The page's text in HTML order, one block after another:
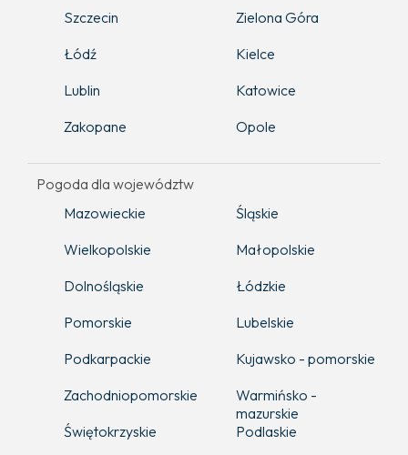
Szczecin
Zielona Góra
Łódź
Kielce
Lublin
Katowice
Zakopane
Opole
Pogoda dla województw
Mazowieckie
Śląskie
Wielkopolskie
Małopolskie
Dolnośląskie
Łódzkie
Pomorskie
Lubelskie
Podkarpackie
Kujawsko - pomorskie
Zachodniopomorskie
Warmińsko -
mazurskie
Świętokrzyskie
Podlaskie